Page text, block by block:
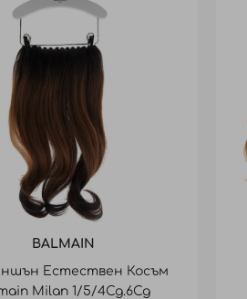
BALMAIN
Естествен Косъм
Milan 1/5/4Cg.6Cg